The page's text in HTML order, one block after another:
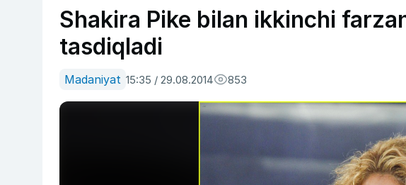
Shakira Pike bilan ikkinchi
tasdiqladi
Madaniyat 15:35 / 29.08.2014 853